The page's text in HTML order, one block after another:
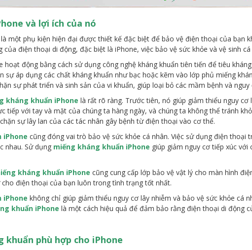
và lợi ích của nó
là một phụ kiện hiện đại được thiết kế đặc biệt để bảo vệ điện thoại của bạn
của điện thoại di động, đặc biệt là iPhone, việc bảo vệ sức khỏe và vệ sinh
hoạt động bằng cách sử dụng công nghệ kháng khuẩn tiên tiến để tiêu
sự áp dụng các chất kháng khuẩn như bạc hoặc kẽm vào lớp phủ miếng
sự phát triển và sinh sản của vi khuẩn, giúp loại bỏ các mầm bệnh và nguy
kháng khuẩn iPhone là rất rõ ràng. Trước tiên, nó giúp giảm thiểu nguy
tiếp với tay và mặt của chúng ta hàng ngày, và chúng ta không thể tránh
sự lây lan của các tác nhân gây bệnh từ điện thoại vào cơ thể.
iPhone cũng đóng vai trò bảo vệ sức khỏe cá nhân. Việc sử dụng điện thoại
nhau. Sử dụng miếng kháng khuẩn iPhone giúp giảm nguy cơ tiếp xúc với
kháng khuẩn iPhone cũng cung cấp lớp bảo vệ vật lý cho màn hình
điện thoại của bạn luôn trong tình trạng tốt nhất.
iPhone không chỉ giúp giảm thiểu nguy cơ lây nhiễm và bảo vệ sức khỏe cá
khuẩn iPhone là một cách hiệu quả để đảm bảo rằng điện thoại di động
khuẩn phù hợp cho iPhone